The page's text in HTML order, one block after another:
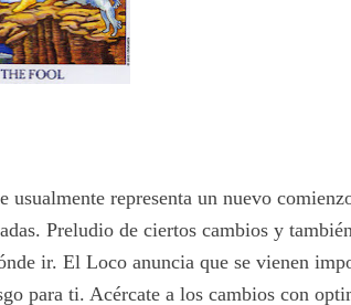
usualmente representa un nuevo
Preludio de ciertos cambios y
ir. El Loco anuncia que se vienen
para ti. Acércate a los cambios con